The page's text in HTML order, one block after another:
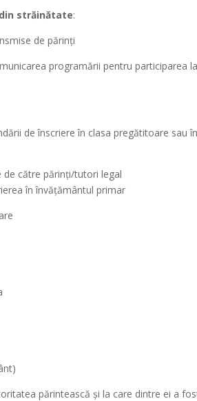
străinătate:
de părinţi
programării pentru participarea
de înscriere în clasa pregătitoare sau
de către părinţi/tutori legal
în învăţământul primar
părintească şi la care dintre ei a